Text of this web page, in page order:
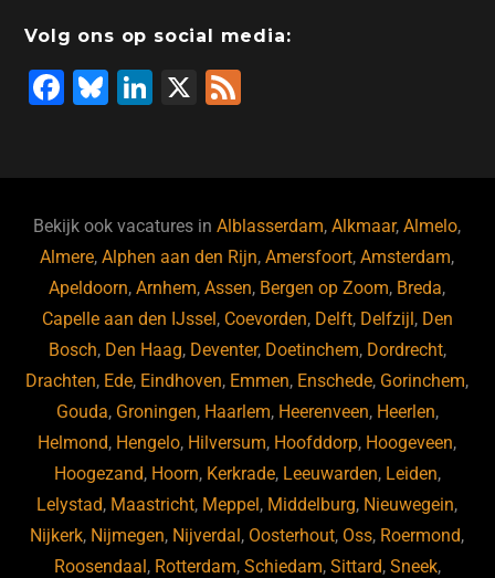
Volg ons op social media:
F
b
o
o
k
Bl
ky
Li
dI
n
X
Bekijk ook vacatures inAlblasserdam,Alkmaar,Almelo,
Almere,Alphen aan den Rijn,Amersfoort,Amsterdam,
Apeldoorn,Arnhem,Assen, Bergen op Zoom, Breda,
Capelle aan den IJssel , Coevorden, Delft, Delfzijl , Den
Bosch, Den Haag, Deventer, Doetinchem, Dordrecht,
Drachten, Ede, Eindhoven, Emmen, Enschede, Gorinchem,
Gouda, Groningen, Haarlem, Heerenveen, Heerlen,
Helmond, Hengelo, Hilversum, Hoofddorp, Hoogeveen,
Hoogezand, Hoorn, Kerkrade, Leeuwarden, Leiden,
Lelystad, Maastricht, Meppel , Middelburg, Nieuwegein,
Nijkerk, Nijmegen, Nijverdal , Oosterhout, Oss, Roermond,
Roosendaal , Rotterdam, Schiedam, Sittard, Sneek,